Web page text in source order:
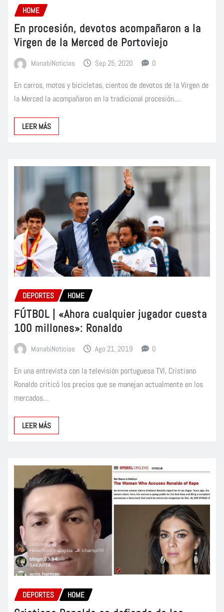
HOME
En procesión, devotos acompañaron a la
Virgen de la Merced de Portoviejo
ManabiNoticias Sep 25, 2020 0
En carros, motos y bicicletas, cientos de devotos de la Virgen de
la Merced la acompañaron en la tradicional procesión.…
LEER MÁS
DEPORTES HOME
FÚTBOL | «Ahora cualquier jugador cuesta
100 millones»: Ronaldo
ManabiNoticias Ago 21, 2019 0
En una entrevista con la televisión portuguesa TVI, Cristiano
Ronaldo criticó los precios que se manejan actualmente en los
mercados…
LEER MÁS
DEPORTES HOME